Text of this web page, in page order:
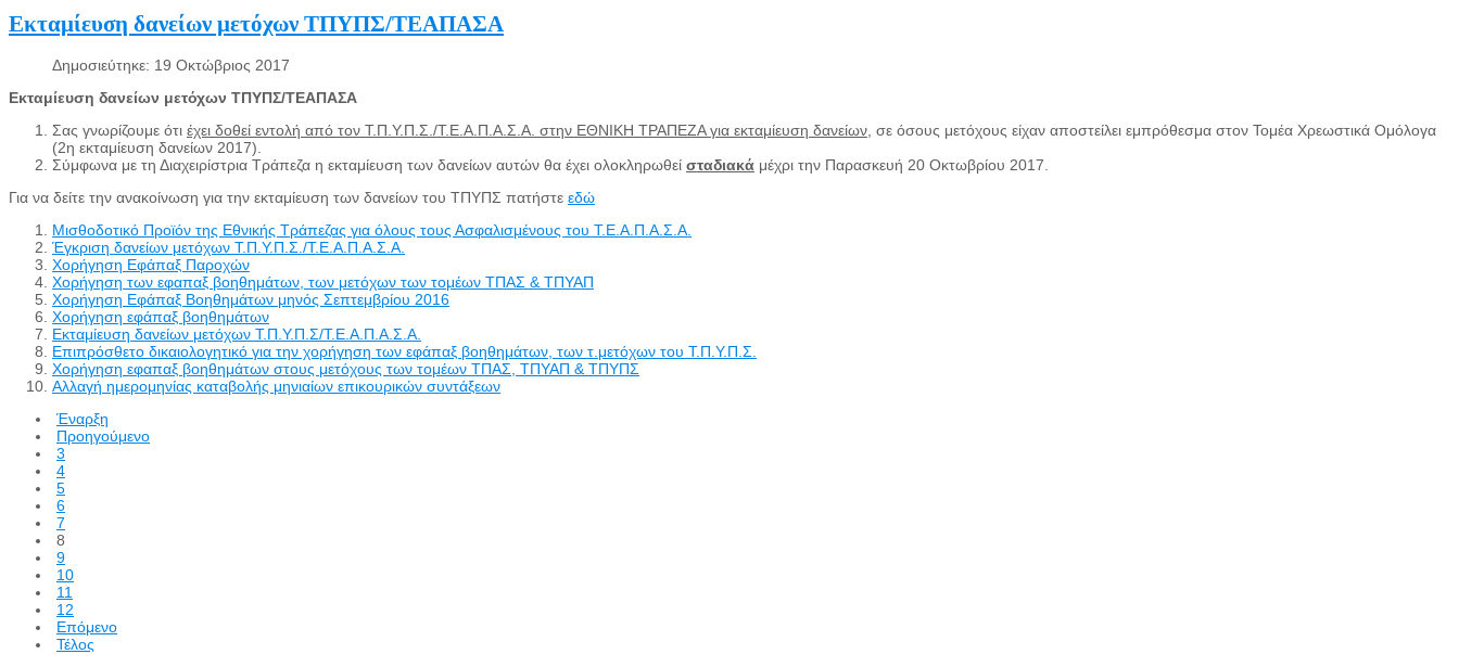
Εκταμίευση δανείων μετόχων ΤΠΥΠΣ/ΤΕΑΠΑΣΑ
Δημοσιεύτηκε: 19 Οκτώβριος 2017
Εκταμίευση δανείων μετόχων ΤΠΥΠΣ/ΤΕΑΠΑΣΑ
Σας γνωρίζουμε ότι έχει δοθεί εντολή από τον Τ.Π.Υ.Π.Σ./Τ.Ε.Α.Π.Α.Σ.Α. στην ΕΘΝΙΚΗ ΤΡΑΠΕΖΑ για εκταμίευση δανείων , σε όσους μετόχους είχαν αποστείλει εμπρόθεσμα στον Τομέα Χρεωστικά Ομόλογα
(2η εκταμίευση δανείων 2017).
Σύμφωνα με τη Διαχειρίστρια Τράπεζα η εκταμίευση των δανείων αυτών θα έχει ολοκληρωθεί σταδιακά μέχρι την Παρασκευή 20 Οκτωβρίου 2017.
Για να δείτε την ανακοίνωση για την εκταμίευση των δανείων του ΤΠΥΠΣ πατήστε εδώ
Μισθοδοτικό Προϊόν της Εθνικής Τράπεζας για όλους τους Ασφαλισμένους του Τ.Ε.Α.Π.Α.Σ.Α.
Έγκριση δανείων μετόχων Τ.Π.Υ.Π.Σ./Τ.Ε.Α.Π.Α.Σ.Α.
Χορήγηση Εφάπαξ Παροχών
Χορήγηση των εφαπαξ βοηθημάτων, των μετόχων των τομέων ΤΠΑΣ & ΤΠΥΑΠ
Χορήγηση Εφάπαξ Βοηθημάτων μηνός Σεπτεμβρίου 2016
Χορήγηση εφάπαξ βοηθημάτων
Εκταμίευση δανείων μετόχων Τ.Π.Υ.Π.Σ/Τ.Ε.Α.Π.Α.Σ.Α.
Επιπρόσθετο δικαιολογητικό για την χορήγηση των εφάπαξ βοηθημάτων, των τ.μετόχων του Τ.Π.Υ.Π.Σ.
Χορήγηση εφαπαξ βοηθημάτων στους μετόχους των τομέων ΤΠΑΣ, ΤΠΥΑΠ & ΤΠΥΠΣ
Αλλαγή ημερομηνίας καταβολής μηνιαίων επικουρικών συντάξεων
Έναρξη
Προηγούμενο
3
4
5
6
7
8
9
10
11
12
Επόμενο
Τέλος